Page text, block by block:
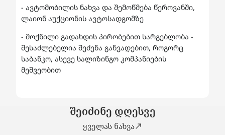
- ავტომობილის ნახვა და შემოწმება წეროვანში,
ლაიონ აუქციონის ავტოსადგომზე
- მოქნილი გადახდის პირობებით სარგებლობა -
შესაძლებელია შეძენა განვადებით, როგორც
საბანკო, ასევე სალიზინგო კომპანიების
მეშვეობით
შეიძინე დღესვე
ყველას ნახვა